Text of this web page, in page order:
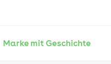
Marke mit Geschichte